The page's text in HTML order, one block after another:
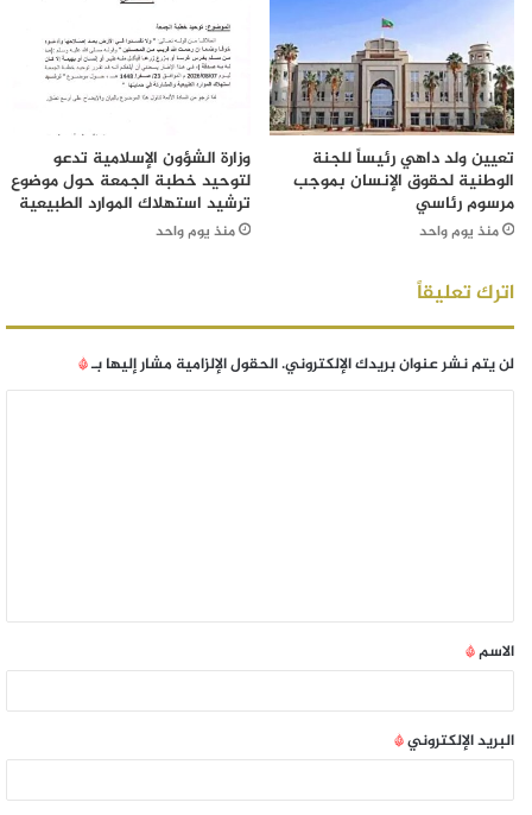
تعيين ولد داهي رئيساً للجنة
الوطنية لحقوق الإنسان بموجب
مرسوم رئاسي
منذ يوم واحد
وزارة الشؤون الإسلامية تدعو
لتوحيد خطبة الجمعة حول موضوع
ترشيد استهلاك الموارد الطبيعية
منذ يوم واحد
اترك تعليقاً
لن يتم نشر عنوان بريدك الإلكتروني.الحقول الإلزامية مشار إليها بـ*
الاسم*
البريد الإلكتروني*